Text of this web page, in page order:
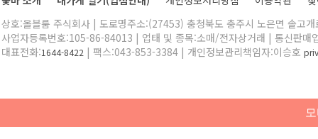
상호:올블룸 주식회사 | 도로명주소:(27453) 충청북도 충주시 노은면 솔고
사업자등록번호:105-86-84013 | 업태 및 종목:소매/전자상거래 | 통신판매
대표전화:1644-8422 | 팩스:043-853-3384 | 개인정보관리책임자:이승호